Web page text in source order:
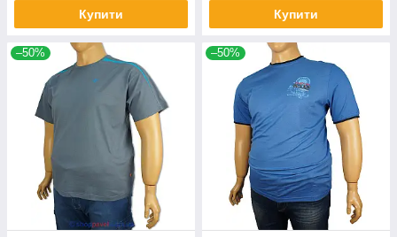
Купити Купити
–50% –50%